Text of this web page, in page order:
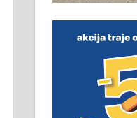
неопходан
смештај,
032/57-41-
Пружам
радова